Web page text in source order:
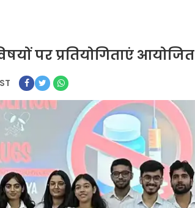
पर प्रतियोगिताएं आयोजित